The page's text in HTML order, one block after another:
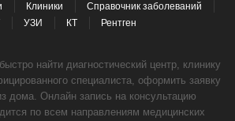
Клиники
Справочник заболеваний
УЗИ КТ Рентген
найти диагностический центр, клинику
специалиста, оформить заявку
дома. Онлайн запись на консультацию
по всем направлениям медицинских